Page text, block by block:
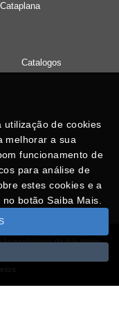
Catalogos
exclusivos da loja online
2026
de cookies
melhorar a sua
funcionamento de
para análise de
estes cookies e a
botão Saiba Mais.